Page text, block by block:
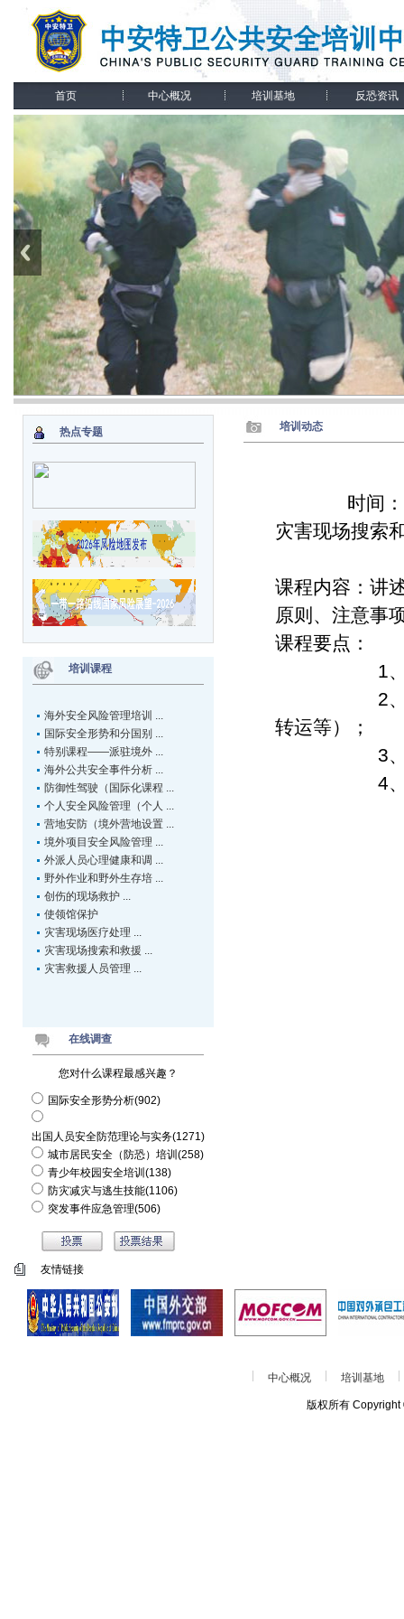
首页 中心概况 培训基地 反恐资讯
热点专题
培训课程
海外安全风险管理培训 ...
国际安全形势和分国别 ...
特别课程——派驻境外 ...
海外公共安全事件分析 ...
防御性驾驶（国际化课程 ...
个人安全风险管理（个人 ...
营地安防（境外营地设置 ...
境外项目安全风险管理 ...
外派人员心理健康和调 ...
野外作业和野外生存培 ...
创伤的现场救护 ...
使领馆保护
灾害现场医疗处理 ...
灾害现场搜索和救援 ...
灾害救援人员管理 ...
在线调查
您对什么课程最感兴趣？
国际安全形势分析(902)
出国人员安全防范理论与实务(1271)
城市居民安全（防恐）培训(258)
青少年校园安全培训(138)
防灾减灾与逃生技能(1106)
突发事件应急管理(506)
培训动态
时间
灾害现场搜索
课程内容：讲
原则、注意事
课程要点：
1、常用
2、现场技
转运等）；
3、信息
4、多伤
友情链接
中心概况 培训基地
版权所有